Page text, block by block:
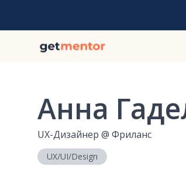
Анна
UX-Дизайнер @ Фриланс
UX/UI/Design